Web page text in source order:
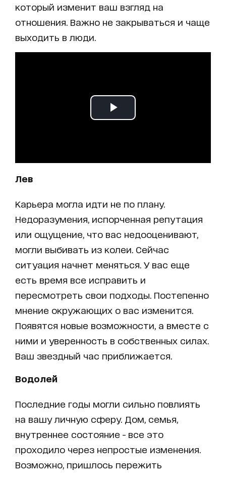
который изменит ваш взгляд на
отношения. Важно не закрываться и чаще
выходить в люди.
Лев
Карьера могла идти не по плану.
Недоразумения, испорченная репутация
или ощущение, что вас недооценивают,
могли выбивать из колеи. Сейчас
ситуация начнет меняться. У вас еще
есть время все исправить и
пересмотреть свои подходы. Постепенно
мнение окружающих о вас изменится.
Появятся новые возможности, а вместе с
ними и уверенность в собственных силах.
Ваш звездный час приближается.
Водолей
Последние годы могли сильно повлиять
на вашу личную сферу. Дом, семья,
внутреннее состояние - все это
проходило через непростые изменения.
Возможно, пришлось пережить